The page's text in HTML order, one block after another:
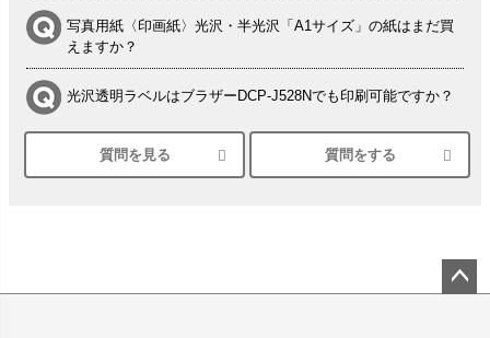
写真用紙〈印画紙〉光沢・半光沢「A1サイズ」の紙はまだ買
えますか？
光沢透明ラベルはブラザーDCP-J528Nでも印刷可能ですか？
シルバーペーパーにEPSON EP-30VAで印刷するときの設定
は？
塩ビのロール紙で離型紙が透明の商品はありますか
質問を見る 質問をする